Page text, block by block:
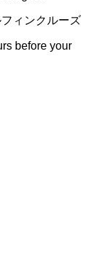
ィンクルーズ
before your